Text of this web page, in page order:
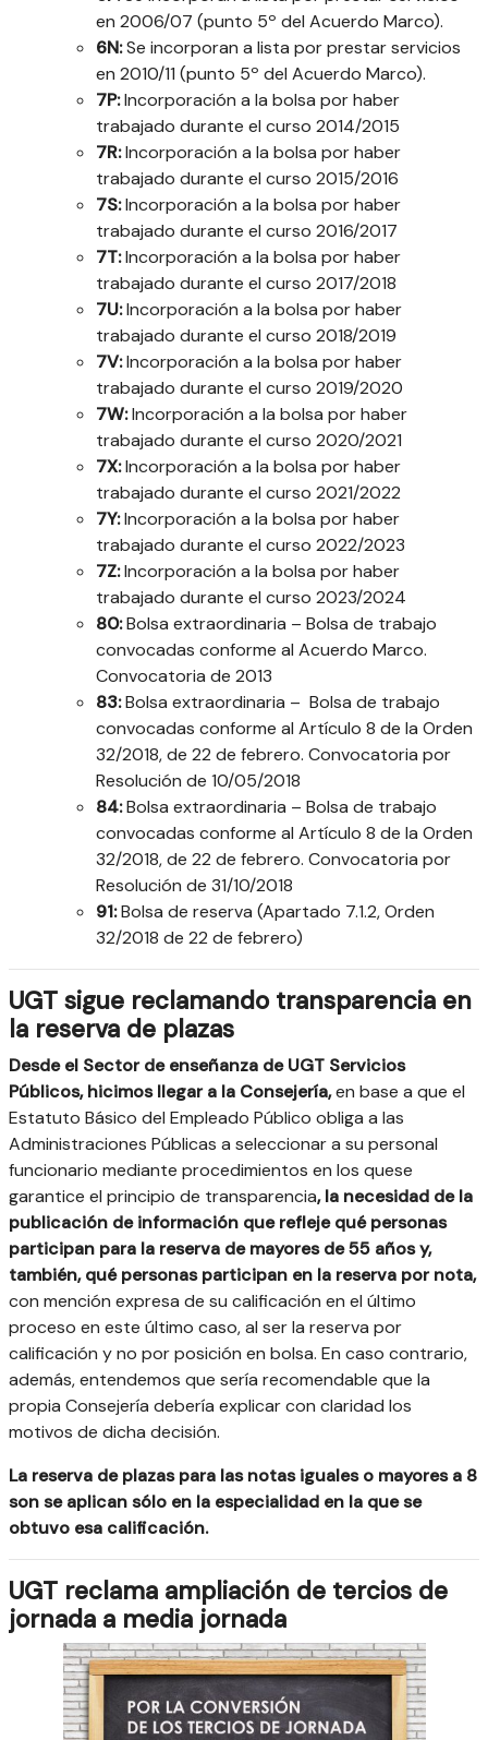
en 2006/07 (punto 5º del Acuerdo Marco).
6N:Se incorporan a lista por prestar servicios
en 2010/11 (punto 5º del Acuerdo Marco).
7P:Incorporación a la bolsa por haber
trabajado durante el curso 2014/2015
7R:Incorporación a la bolsa por haber
trabajado durante el curso 2015/2016
7S:Incorporación a la bolsa por haber
trabajado durante el curso 2016/2017
7T:Incorporación a la bolsa por haber
trabajado durante el curso 2017/2018
7U:Incorporación a la bolsa por haber
trabajado durante el curso 2018/2019
7V:Incorporación a la bolsa por haber
trabajado durante el curso 2019/2020
7W:Incorporación a la bolsa por haber
trabajado durante el curso 2020/2021
7X:Incorporación a la bolsa por haber
trabajado durante el curso 2021/2022
7Y:Incorporación a la bolsa por haber
trabajado durante el curso 2022/2023
7Z:Incorporación a la bolsa por haber
trabajado durante el curso 2023/2024
80:Bolsa extraordinaria – Bolsa de trabajo
convocadas conforme al Acuerdo Marco.
Convocatoria de 2013
83:Bolsa extraordinaria – Bolsa de trabajo
convocadas conforme al Artículo 8 de la Orden
32/2018, de 22 de febrero. Convocatoria por
Resolución de 10/05/2018
84:Bolsa extraordinaria – Bolsa de trabajo
convocadas conforme al Artículo 8 de la Orden
32/2018, de 22 de febrero. Convocatoria por
Resolución de 31/10/2018
91:Bolsa de reserva (Apartado 7.1.2, Orden
32/2018 de 22 de febrero)
UGT sigue reclamando transparencia en
la reserva de plazas
Desde el Sector de enseñanza de UGT Servicios
Públicos, hicimos llegar a la Consejería,en base a que el
Estatuto Básico del Empleado Público obliga a las
Administraciones Públicas a seleccionar a su personal
funcionario mediante procedimientos en los quese
garantice el principio de transparencia, la necesidad de la
publicación de información que refleje qué personas
participan para la reserva de mayores de 55 años y,
también, qué personas participan en la reserva por nota,
con mención expresa de su calificación en el último
proceso en este último caso, al ser la reserva por
calificación y no por posición en bolsa. En caso contrario,
además, entendemos que sería recomendable que la
propia Consejería debería explicar con claridad los
motivos de dicha decisión.
La reserva de plazas para las notas iguales o mayores a 8
son se aplican sólo en la especialidad en la que se
obtuvo esa calificación.
UGT reclama ampliación de tercios de
jornada a media jornada